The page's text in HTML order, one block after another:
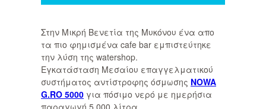
Στην Μικρή Βενετία της Μυκόνου ένα απο
τα πιο φημισμένα cafe bar εμπιστεύτηκε
την λύση της watershop.
Εγκατάσταση Μεσαίου επαγγελματικού
συστήματος αντίστροφης όσμωσης NOWA
G.RO 5000 για πόσιμο νερό με ημερήσια
παραγωγή 5.000 λίτρα.